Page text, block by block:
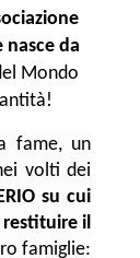
nasce da
Mondo
fame, un
volti dei
su cui
il
famiglie: